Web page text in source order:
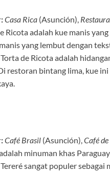
Casa Rica (Asunción),
Ricota adalah kue manis
yang lembut dengan
Torta de Ricota adalah
restoran bintang lima, kue
Café Brasil (Asunción),Café
minuman khas
sangat populer